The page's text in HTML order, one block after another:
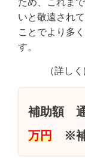
ため、これま
いと敬遠され
ことでより多
す。
（詳しく
補助額
万円 ※補